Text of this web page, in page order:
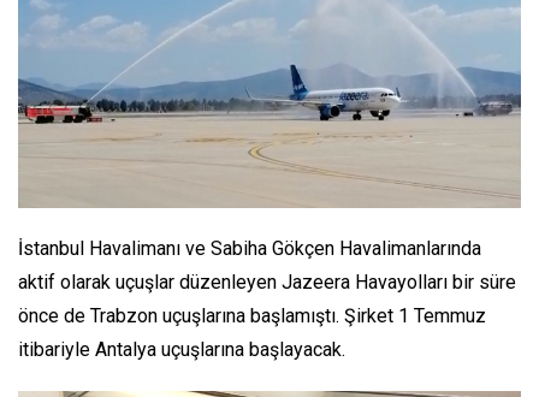
İstanbul Havalimanı ve Sabiha Gökçen Havalimanlarında
aktif olarak uçuşlar düzenleyen Jazeera Havayolları bir süre
önce de Trabzon uçuşlarına başlamıştı. Şirket 1 Temmuz
itibariyle Antalya uçuşlarına başlayacak.